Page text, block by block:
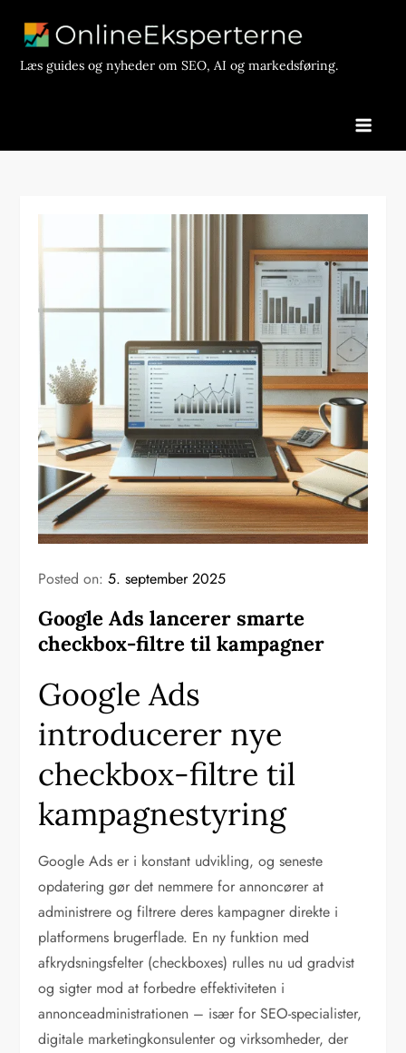
contentLæs guides og nyheder om SEO, AI og markedsføring.
Posted on:5. september 2025
Google Ads lancerer smarte
checkbox-filtre til kampagner
Google Ads
introducerer nye
checkbox-filtre til
kampagnestyring
Google Ads er i konstant udvikling, og seneste
opdatering gør det nemmere for annoncører at
administrere og filtrere deres kampagner direkte i
platformens brugerflade. En ny funktion med
afkrydsningsfelter (checkboxes) rulles nu ud gradvist
og sigter mod at forbedre effektiviteten i
annonceadministrationen – især for SEO-specialister,
digitale marketingkonsulenter og virksomheder, der